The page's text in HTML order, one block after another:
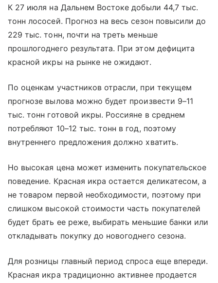
К 27 июля на Дальнем Востоке добыли 44,7 тыс.
тонн лососей. Прогноз на весь сезон повысили до
229 тыс. тонн, почти на треть меньше
прошлогоднего результата. При этом дефицита
красной икры на рынке не ожидают.
По оценкам участников отрасли, при текущем
прогнозе вылова можно будет произвести 9–11
тыс. тонн готовой икры. Россияне в среднем
потребляют 10–12 тыс. тонн в год, поэтому
внутреннего предложения должно хватить.
Но высокая цена может изменить покупательское
поведение. Красная икра остается деликатесом, а
не товаром первой необходимости, поэтому при
слишком высокой стоимости часть покупателей
будет брать ее реже, выбирать меньшие банки или
откладывать покупку до новогоднего сезона.
Для розницы главный период спроса еще впереди.
Красная икра традиционно активнее продается